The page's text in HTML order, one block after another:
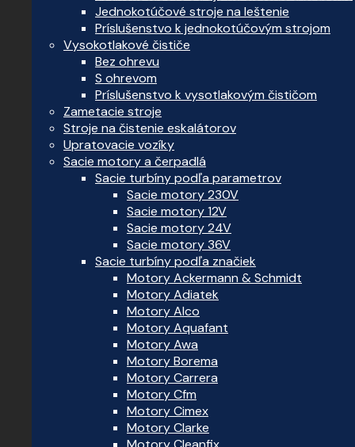
Jednokotúčové stroje na leštenie
Príslušenstvo k jednokotúčovým strojom
Vysokotlakové čističe
Bez ohrevu
S ohrevom
Príslušenstvo k vysotlakovým čističom
Zametacie stroje
Stroje na čistenie eskalátorov
Upratovacie vozíky
Sacie motory a čerpadlá
Sacie turbíny podľa parametrov
Sacie motory 230V
Sacie motory 12V
Sacie motory 24V
Sacie motory 36V
Sacie turbíny podľa značiek
Motory Ackermann & Schmidt
Motory Adiatek
Motory Alco
Motory Aquafant
Motory Awa
Motory Borema
Motory Carrera
Motory Cfm
Motory Cimex
Motory Clarke